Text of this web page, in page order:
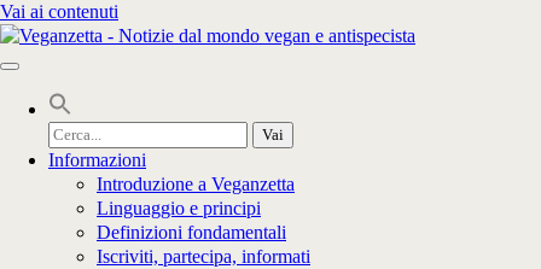
Vai ai contenuti
Cerca
per:
Informazioni
Introduzione a Veganzetta
Linguaggio e principi
Definizioni fondamentali
Iscriviti, partecipa, informati